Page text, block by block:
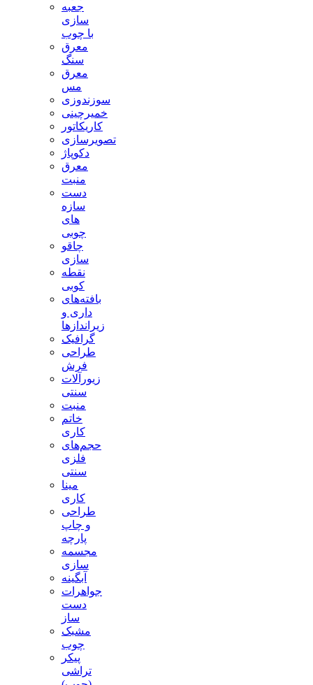
جعبه
سازی
با چوب
معرق
سنگ
معرق
مس
سوزندوزی
خمیرچینی
کاریکاتور
تصویرسازی
دکوپاژ
معرق
منبت
دست
سازه
های
چوبی
چاقو
سازی
نقطه
کوبی
بافته‌های
داری و
زیراندازها
گرافیک
طراحی
فرش
زیورآلات
سنتی
منبت
خاتم
کاری
حجم‌های
فلزی
سنتی
مینا
کاری
طراحی
و چاپ
پارچه
مجسمه
سازی
آبگینه
جواهرات
دست
ساز
مشبک
چوب
پیکر
تراشی